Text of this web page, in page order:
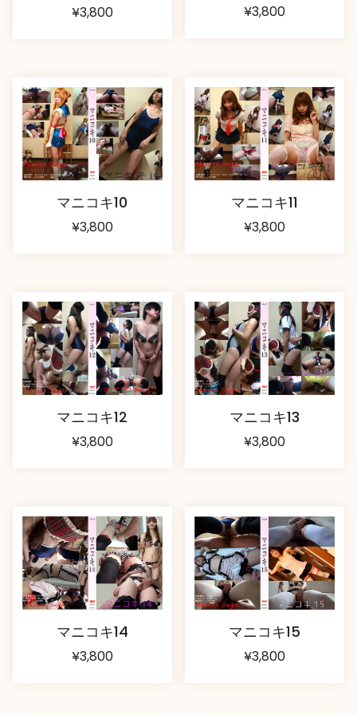
¥3,800 ¥3,800
マニコキ10
¥3,800
マニコキ11
¥3,800
マニコキ12
¥3,800
マニコキ13
¥3,800
マニコキ14
¥3,800
マニコキ15
¥3,800